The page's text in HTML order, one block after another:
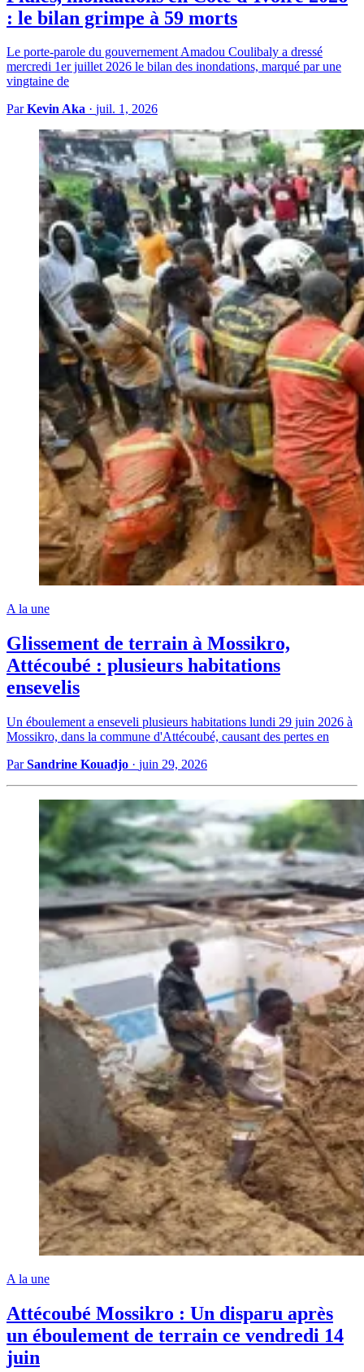
: le bilan grimpe à 59 morts
Le porte-parole du gouvernement Amadou Coulibaly a dressé
mercredi 1er juillet 2026 le bilan des inondations, marqué par une
vingtaine de
ParKevin Aka · juil. 1, 2026
A la une
Glissement de terrain à Mossikro,
Attécoubé : plusieurs habitations
ensevelis
Un éboulement a enseveli plusieurs habitations lundi 29 juin 2026 à
Mossikro, dans la commune d'Attécoubé, causant des pertes en
ParSandrine Kouadjo · juin 29, 2026
A la une
Attécoubé Mossikro : Un disparu après
un éboulement de terrain ce vendredi 14
juin